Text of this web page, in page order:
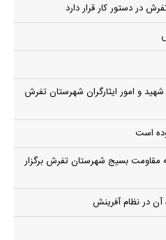
در دستور کار قرار دارد
و امور ایثارگران شهرستان تفرش
است
مقاومت بسیج شهرستان تفرش برگزار
آن در نظام آفرینش